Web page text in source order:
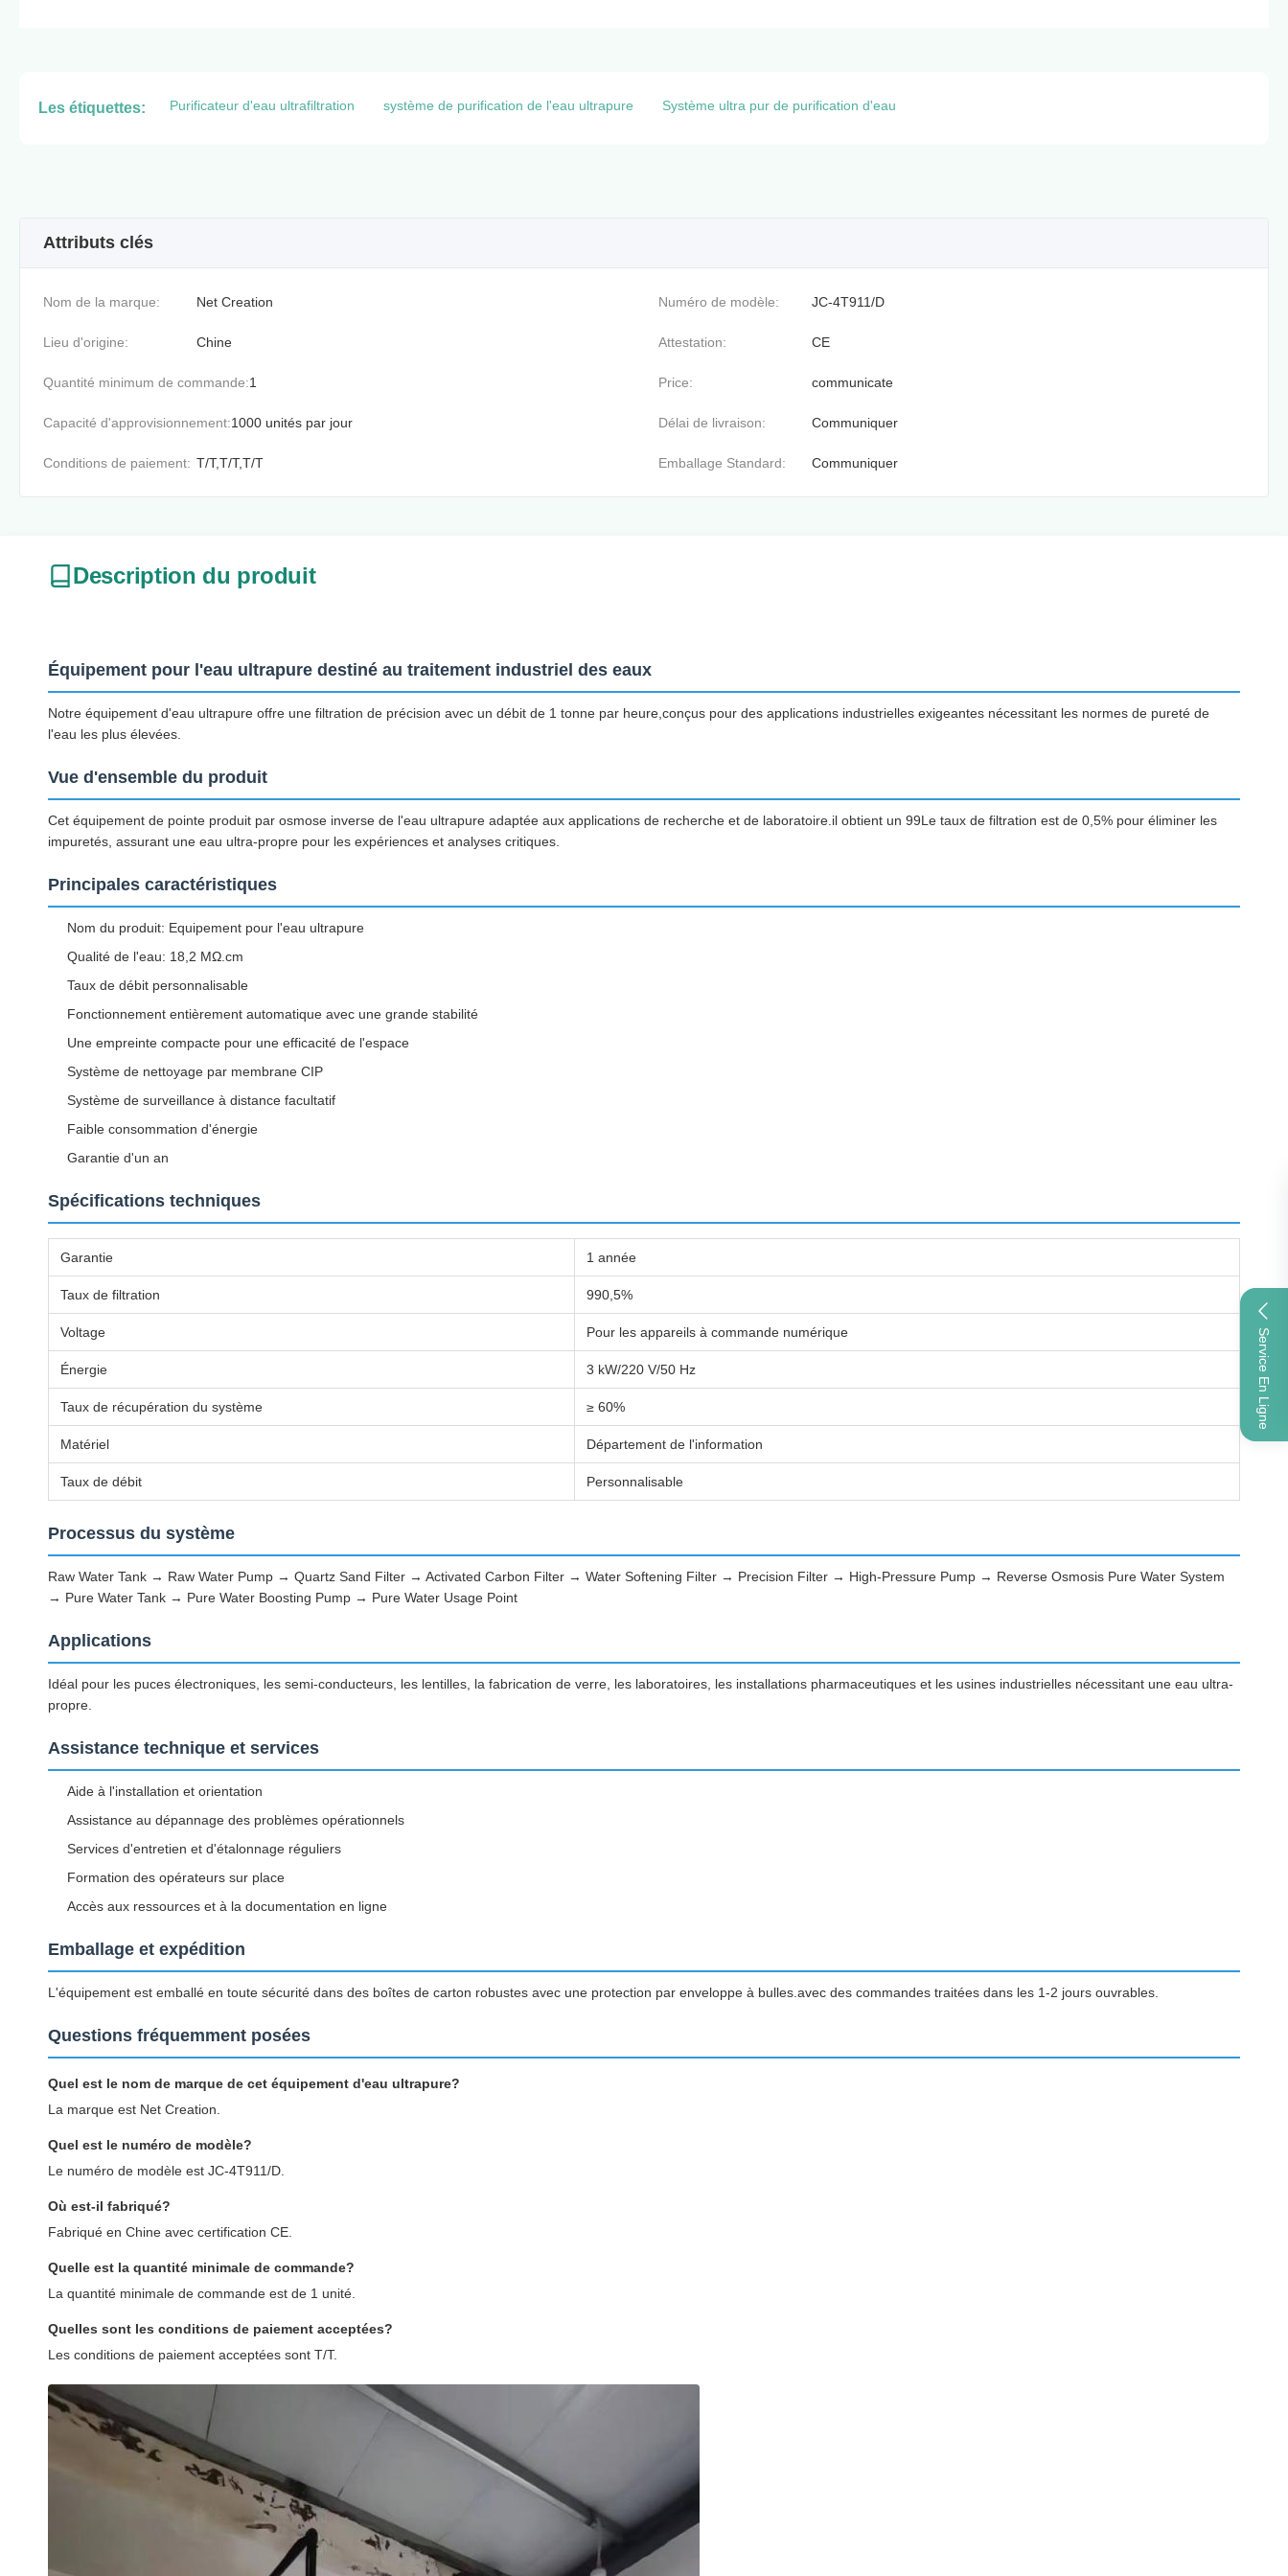
Service En Ligne
Les étiquettes: Purificateur d'eau ultrafiltration système de purification de l'eau ultrapure Système ultra pur de purification d'eau
Attributs clés
Nom de la marque: Net Creation Numéro de modèle: JC-4T911/D
Lieu d'origine: Chine Attestation: CE
Quantité minimum de commande:1 Price: communicate
Capacité d'approvisionnement:1000 unités par jour Délai de livraison: Communiquer
Conditions de paiement: T/T,T/T,T/T Emballage Standard: Communiquer
Description du produit
Équipement pour l'eau ultrapure destiné au traitement industriel des eaux
Notre équipement d'eau ultrapure offre une filtration de précision avec un débit de 1 tonne par heure,conçus pour des applications industrielles exigeantes nécessitant les normes de pureté de
l'eau les plus élevées.
Vue d'ensemble du produit
Cet équipement de pointe produit par osmose inverse de l'eau ultrapure adaptée aux applications de recherche et de laboratoire.il obtient un 99Le taux de filtration est de 0,5% pour éliminer les
impuretés, assurant une eau ultra-propre pour les expériences et analyses critiques.
Principales caractéristiques
Nom du produit: Equipement pour l'eau ultrapure
Qualité de l'eau: 18,2 MΩ.cm
Taux de débit personnalisable
Fonctionnement entièrement automatique avec une grande stabilité
Une empreinte compacte pour une efficacité de l'espace
Système de nettoyage par membrane CIP
Système de surveillance à distance facultatif
Faible consommation d'énergie
Garantie d'un an
Spécifications techniques
Garantie 1 année
Taux de filtration 990,5%
Voltage Pour les appareils à commande numérique
Énergie 3 kW/220 V/50 Hz
Taux de récupération du système ≥ 60%
Matériel Département de l'information
Taux de débit Personnalisable
Processus du système
Raw Water Tank → Raw Water Pump → Quartz Sand Filter → Activated Carbon Filter → Water Softening Filter → Precision Filter → High-Pressure Pump → Reverse Osmosis Pure Water System
→ Pure Water Tank → Pure Water Boosting Pump → Pure Water Usage Point
Applications
Idéal pour les puces électroniques, les semi-conducteurs, les lentilles, la fabrication de verre, les laboratoires, les installations pharmaceutiques et les usines industrielles nécessitant une eau ultra-
propre.
Assistance technique et services
Aide à l'installation et orientation
Assistance au dépannage des problèmes opérationnels
Services d'entretien et d'étalonnage réguliers
Formation des opérateurs sur place
Accès aux ressources et à la documentation en ligne
Emballage et expédition
L'équipement est emballé en toute sécurité dans des boîtes de carton robustes avec une protection par enveloppe à bulles.avec des commandes traitées dans les 1-2 jours ouvrables.
Questions fréquemment posées
Quel est le nom de marque de cet équipement d'eau ultrapure?
La marque est Net Creation.
Quel est le numéro de modèle?
Le numéro de modèle est JC-4T911/D.
Où est-il fabriqué?
Fabriqué en Chine avec certification CE.
Quelle est la quantité minimale de commande?
La quantité minimale de commande est de 1 unité.
Quelles sont les conditions de paiement acceptées?
Les conditions de paiement acceptées sont T/T.